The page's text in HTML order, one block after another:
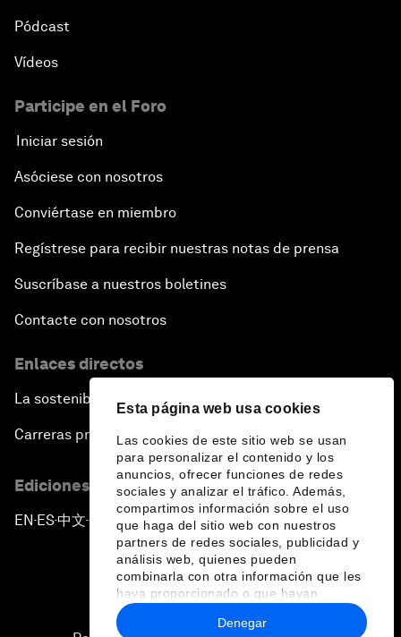
Esta página web usa cookies
Las cookies de este sitio web se usan
para personalizar el contenido y los
anuncios, ofrecer funciones de redes
sociales y analizar el tráfico. Además,
compartimos información sobre el uso
que haga del sitio web con nuestros
partners de redes sociales, publicidad y
análisis web, quienes pueden
combinarla con otra información que les
haya proporcionado o que hayan
recopilado a partir del uso que haya
hecho de sus servicios.
Denegar
Pódcast
Vídeos
Participe en el Foro
Iniciar sesión
Asóciese con nosotros
Conviértase en miembro
Regístrese para recibir nuestras notas de prensa
Suscríbase a nuestros boletines
Contacte con nosotros
Enlaces directos
La sostenibilidad en el Foro
Carreras profesionales
Ediciones en otros idiomas
EN ▪ES▪中文▪ 日本語